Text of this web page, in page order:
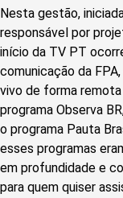
Nesta gestão,
responsável por
início da TV PT
comunicação da
vivo de forma
programa Observa
o programa Pauta
esses programas
em profundidade e
para quem quiser